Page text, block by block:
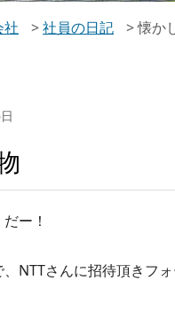
社 >社員の日記 >懐か
ー！
NTTさんに招待頂きフ